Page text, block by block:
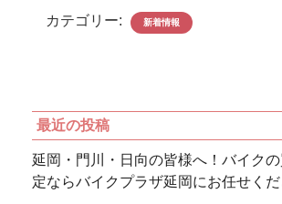
カテゴリー: 新着情報
最近の投稿
延岡・門川・日向の皆様へ！バイク
定ならバイクプラザ延岡にお任せくだ